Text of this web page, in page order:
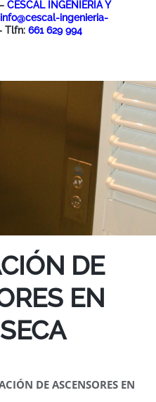
CESCAL INGENIERIA Y
info@cescal-ingenieria-
Tlfn: 661 629 994
DE
EN
DE ASCENSORES EN